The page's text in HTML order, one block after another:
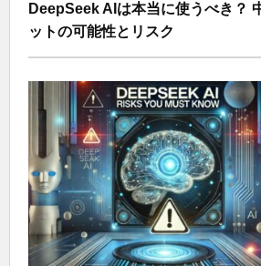
DeepSeek AIは本当に使うべき？
ットの可能性とリスク